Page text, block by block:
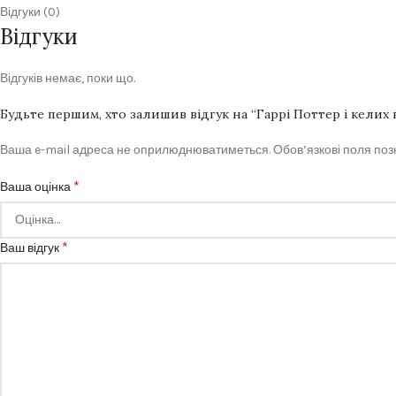
Відгуки (0)
Відгуки
Відгуків немає, поки що.
Будьте першим, хто залишив відгук на “Гаррі Поттер і келих
Ваша e-mail адреса не оприлюднюватиметься.Обов’язкові поля
Ваша оцінка *
Ваш відгук *